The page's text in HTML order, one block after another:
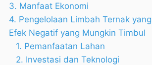
3. Manfaat Ekonomi
4. Pengelolaan Limbah Ternak
Efek Negatif yang Mungkin Timbul
1. Pemanfaatan Lahan
2. Investasi dan Teknologi